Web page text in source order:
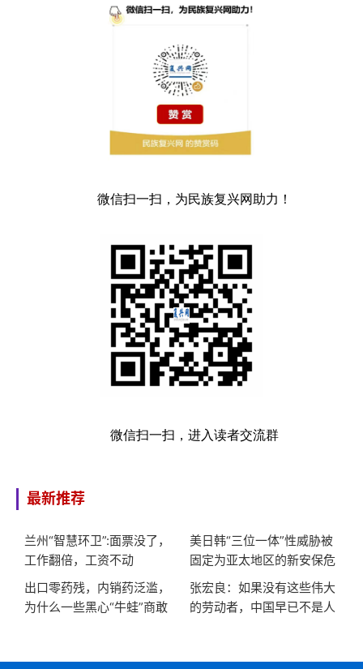
微信扫一扫，为民族复兴网助力！
微信扫一扫，进入读者交流群
最新推荐
兰州“智慧环卫”:面票没了，
工作翻倍，工资不动
美日韩“三位一体”性威胁被
固定为亚太地区的新安保危
机
出口零药残，内销药泛滥，
为什么一些黑心“牛蛙”商敢
张宏良：如果没有这些伟大
的劳动者，中国早已不是人